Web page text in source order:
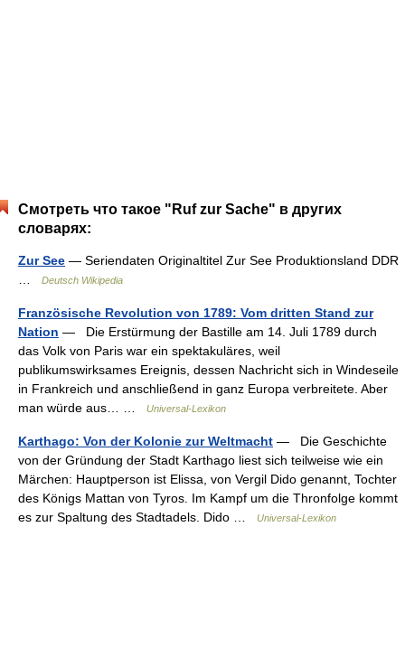
Смотреть что такое "Ruf zur Sache" в других
словарях:
Zur See — Seriendaten Originaltitel Zur See Produktionsland DDR
Deutsch Wikipedia
Französische Revolution von 1789: Vom dritten Stand zur
Nation — Die Erstürmung der Bastille am 14. Juli 1789 durch
das Volk von Paris war ein spektakuläres, weil
publikumswirksames Ereignis, dessen Nachricht sich in Windeseile
in Frankreich und anschließend in ganz Europa verbreitete. Aber
man würde aus… …
Universal-Lexikon
Karthago: Von der Kolonie zur Weltmacht — Die Geschichte
von der Gründung der Stadt Karthago liest sich teilweise wie ein
Märchen: Hauptperson ist Elissa, von Vergil Dido genannt, Tochter
des Königs Mattan von Tyros. Im Kampf um die Thronfolge kommt
es zur Spaltung des Stadtadels. Dido …
Universal-Lexikon